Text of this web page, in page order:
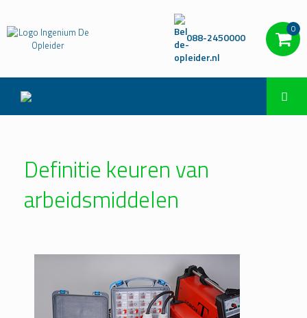
088-2450000
0
Definitie keuren van
arbeidsmiddelen